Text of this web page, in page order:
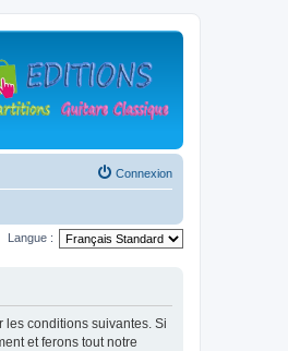
Connexion
Langue :
les conditions suivantes. Si
et ferons tout notre